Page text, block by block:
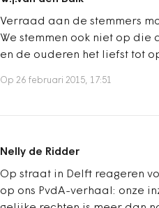
Verraad aan de stemmers
We stemmen ook niet op
en de ouderen het liefst tot
Op 26 februari 2015, 17:51
Nelly de Ridder
Op straat in Delft reageren
op ons PvdA-verhaal: onze